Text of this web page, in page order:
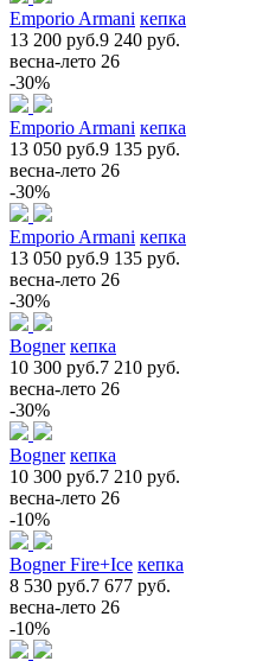
Emporio Armani кепка
13 200 руб.9 240 руб.
весна-лето 26
-30%
Emporio Armani кепка
13 050 руб.9 135 руб.
весна-лето 26
-30%
Emporio Armani кепка
13 050 руб.9 135 руб.
весна-лето 26
-30%
Bogner кепка
10 300 руб.7 210 руб.
весна-лето 26
-30%
Bogner кепка
10 300 руб.7 210 руб.
весна-лето 26
-10%
Bogner Fire+Ice кепка
8 530 руб.7 677 руб.
весна-лето 26
-10%